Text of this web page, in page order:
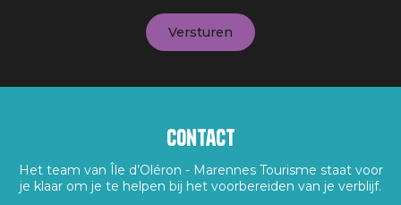
Contact
Het team van Île d’Oléron - Marennes Tourisme staat voor
je klaar om je te helpen bij het voorbereiden van je verblijf.